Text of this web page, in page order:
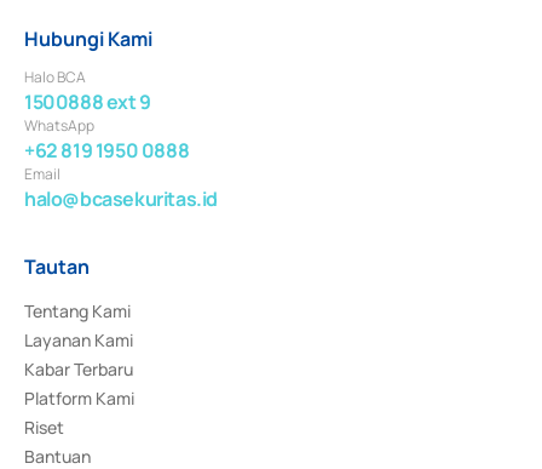
Hubungi Kami
Halo BCA
1500888 ext 9
WhatsApp
+62 819 1950 0888
Email
halo@bcasekuritas.id
Tautan
Tentang Kami
Layanan Kami
Kabar Terbaru
Platform Kami
Riset
Bantuan